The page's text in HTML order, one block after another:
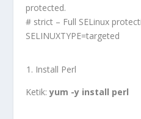
protected.
# strict – Full SELinux
SELINUXTYPE=targeted
Install Perl
Ketik:yum -y install perl